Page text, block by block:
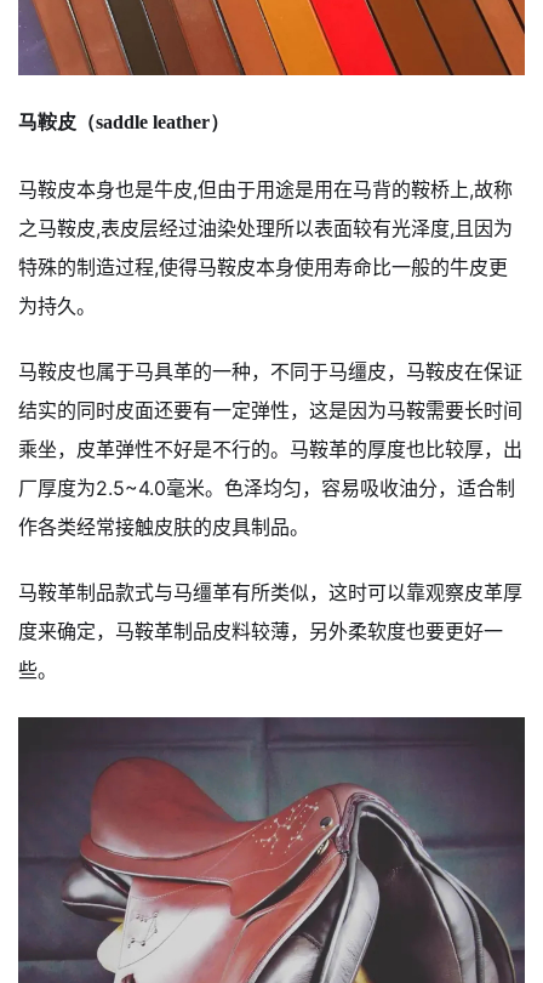
马鞍皮（saddle leather）
马鞍皮本身也是牛皮,但由于用途是用在马背的鞍桥上,故称
之马鞍皮,表皮层经过油染处理所以表面较有光泽度,且因为
特殊的制造过程,使得马鞍皮本身使用寿命比一般的牛皮更
为持久。
马鞍皮也属于马具革的一种，不同于马缰皮，马鞍皮在保证
结实的同时皮面还要有一定弹性，这是因为马鞍需要长时间
乘坐，皮革弹性不好是不行的。马鞍革的厚度也比较厚，出
厂厚度为2.5~4.0毫米。色泽均匀，容易吸收油分，适合制
作各类经常接触皮肤的皮具制品。
马鞍革制品款式与马缰革有所类似，这时可以靠观察皮革厚
度来确定，马鞍革制品皮料较薄，另外柔软度也要更好一
些。